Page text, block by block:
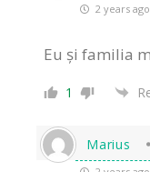
2 years ago
Eu și familia
1
Marius